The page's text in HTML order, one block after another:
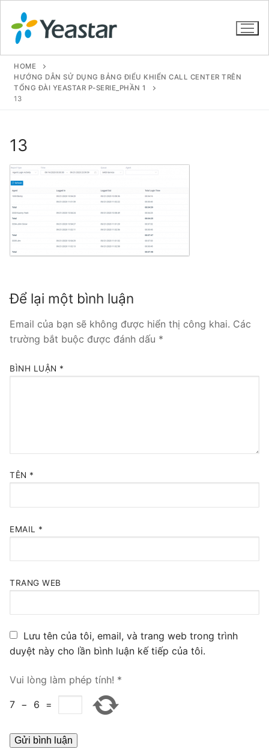
Tổng đài VoIP Yeastar S20
Tổng đài VoIP Yeastar S50
Tổng đài VoIP Yeastar S300
Tổng đài Yeastar Cloud
IPPBX FOR LARGE ENTERPRISES
FXO VoIP Gateway
E1 / T1 / PRI VoIP Gateway
PRI VoIP Gateway TE200
LIÊN HỆ
TIN TỨC
HƯỚNG DẪN
HOME
HƯỚNG DẪN SỬ DỤNG BẢNG ĐIỂU KHIỂN CALL CENTER TRÊN
TỔNG ĐÀI YEASTAR P-SERIE_PHẦN 1
13
13
Để lại một bình luận
Email của bạn sẽ không được hiển thị công khai. Các
trường bắt buộc được đánh dấu *
BÌNH LUẬN *
TÊN *
EMAIL *
TRANG WEB
Lưu tên của tôi, email, và trang web trong trình
duyệt này cho lần bình luận kế tiếp của tôi.
Vui lòng làm phép tính! *
7 − 6 =